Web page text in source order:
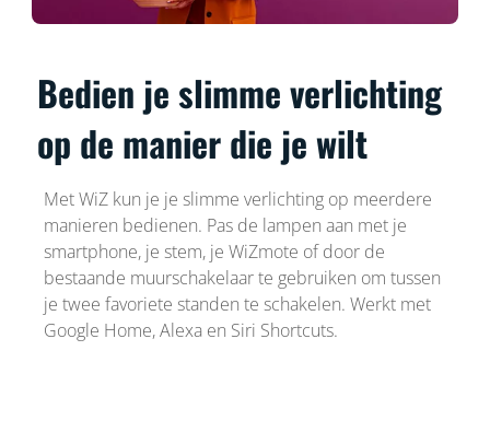
Bedien je slimme verlichting
op de manier die je wilt
Met WiZ kun je je slimme verlichting op meerdere
manieren bedienen. Pas de lampen aan met je
smartphone, je stem, je WiZmote of door de
bestaande muurschakelaar te gebruiken om tussen
je twee favoriete standen te schakelen. Werkt met
Google Home, Alexa en Siri Shortcuts.